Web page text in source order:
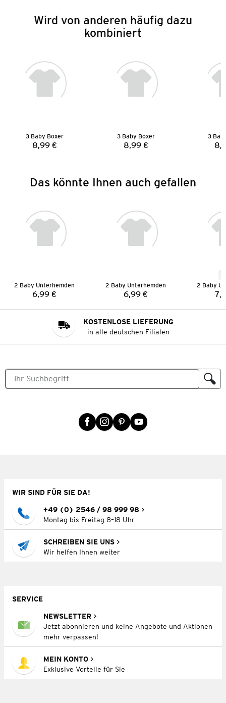
Wird von anderen häufig dazu
kombiniert
3 Baby Boxer
Preis:
8,99 €
3 Baby Boxer
Preis:
8,99 €
3
Das könnte Ihnen auch gefallen
2 Baby Unterhemden
Preis:
6,99 €
2 Baby Unterhemden
Preis:
6,99 €
2 Baby
KOSTENLOSE LIEFERUNG
in alle deutschen Filialen
WIR SIND FÜR SIE DA!
+49 (0) 2546 / 98 999 98
Montag bis Freitag 8–18 Uhr
SCHREIBEN SIE UNS
Wir helfen Ihnen weiter
SERVICE
NEWSLETTER
Jetzt abonnieren und keine Angebote und Aktionen
mehr verpassen!
MEIN KONTO
Exklusive Vorteile für Sie